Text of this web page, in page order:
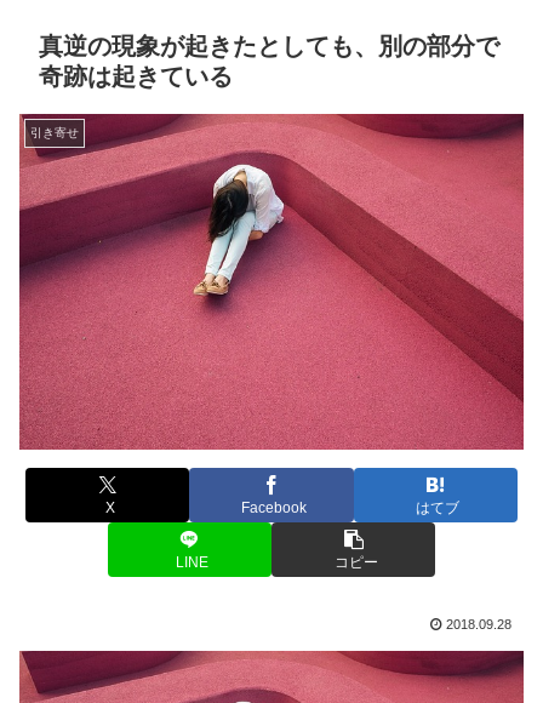
真逆の現象が起きたとしても、別の部分で
奇跡は起きている
引き寄せ
X Facebook はてブ
LINE コピー
2018.09.28